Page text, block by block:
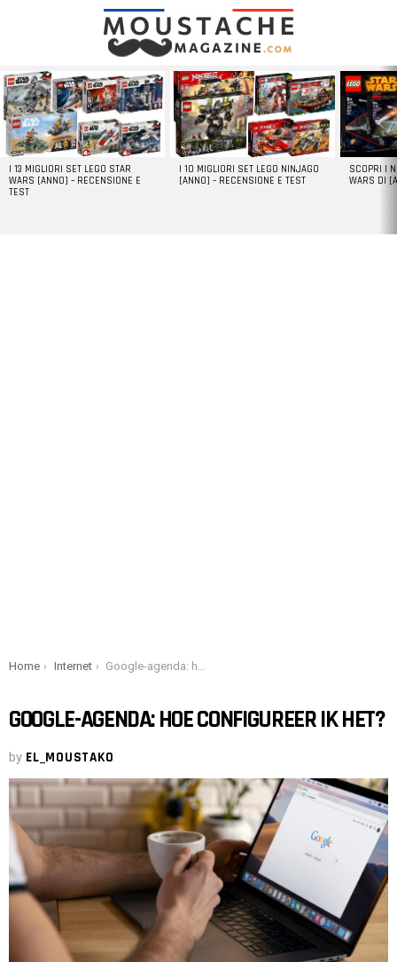
LATEST
STORIES
I 13 MIGLIORI SET LEGO STAR
WARS [ANNO] – RECENSIONE E
TEST
I 10 MIGLIORI SET LEGO NINJAGO
[ANNO] – RECENSIONE E TEST
SCOPRI I
WARS DI
You are here:
Home Internet Google-agenda: hoe configureer ik het?
GOOGLE-AGENDA: HOE CONFIGUREER IK HET?
by EL_MOUSTAKO